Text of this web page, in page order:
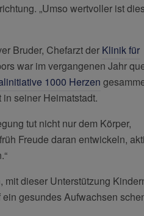
„Umso wertvoller ist
Bruder, Chefarzt der Klinik für
war im vergangenen Jahr
1000 Herzen
seiner Heimatstadt.
tut nicht nur dem Körper,
Freude daran entwickeln,
dieser Unterstützung
gesundes Aufwachsen